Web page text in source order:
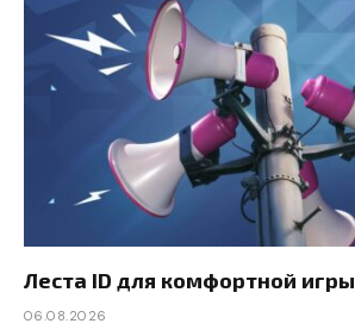
Леста ID для комфортной игры
06.08.2026